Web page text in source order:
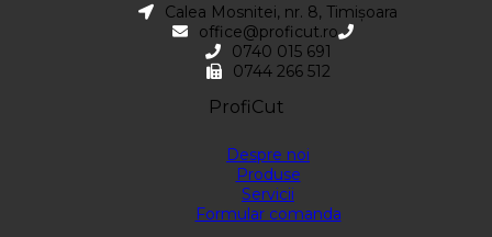
Calea Mosnitei, nr. 8, Timișoara
office@proficut.ro
0740 015 691
0744 266 512
ProfiCut
Despre noi
Produse
Servicii
Formular comanda